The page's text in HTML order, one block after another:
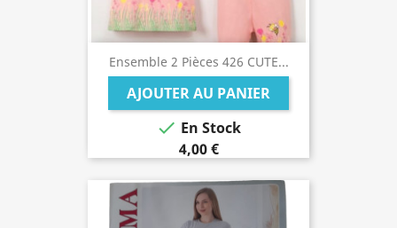
Ensemble 2 Pièces 426 CUTE...
AJOUTER AU PANIER
 En Stock
4,00 €